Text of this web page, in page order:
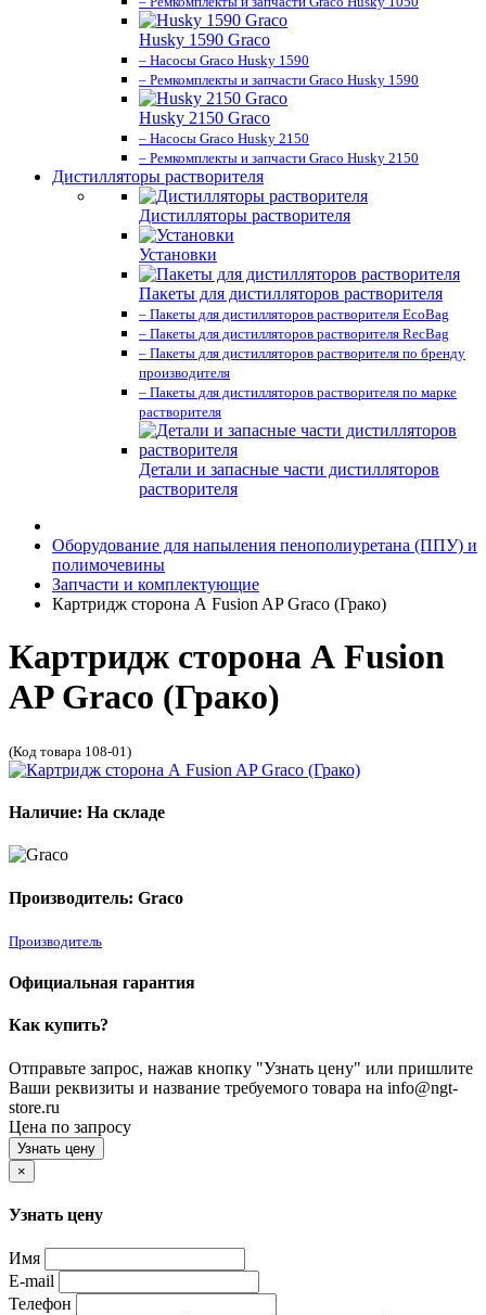
Husky 1590 Graco
– Насосы Graco Husky 1590
– Ремкомплекты и запчасти Graco Husky 1590
Husky 2150 Graco
– Насосы Graco Husky 2150
– Ремкомплекты и запчасти Graco Husky 2150
Дистилляторы растворителя
Дистилляторы растворителя
Установки
Пакеты для дистилляторов растворителя
– Пакеты для дистилляторов растворителя EcoBag
– Пакеты для дистилляторов растворителя RecBag
– Пакеты для дистилляторов растворителя по бренду
производителя
– Пакеты для дистилляторов растворителя по марке
растворителя
Детали и запасные части дистилляторов
растворителя
Оборудование для напыления пенополиуретана (ППУ) и
полимочевины
Запчасти и комплектующие
Картридж сторона А Fusion AP Graco (Грако)
Картридж сторона А Fusion
AP Graco (Грако)
(Код товара 108-01)
Наличие: На складе
Производитель: Graco
Производитель
Официальная гарантия
Как купить?
Отправьте запрос, нажав кнопку "Узнать цену" или пришлите
Ваши реквизиты и название требуемого товара на info@ngt-
store.ru
Цена по запросу
Узнать цену
×
Узнать цену
Имя
E-mail
Телефон